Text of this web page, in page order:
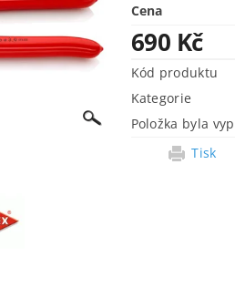
Cena
690 Kč
Kód produktu
Kategorie
Položka byla
Tisk